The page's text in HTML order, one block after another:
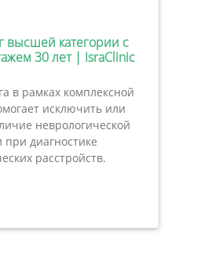
высшей категории с
30 лет | IsraClinic
в рамках комплексной
исключить или
неврологической
при диагностике
расстройств.